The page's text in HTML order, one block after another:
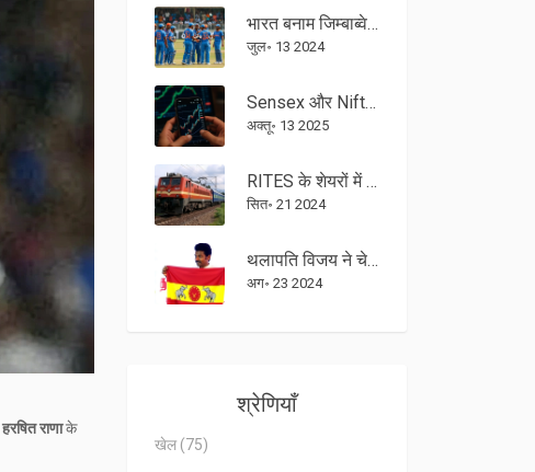
हरषित राणाके
भारत बनाम जिम्बाब्वे चौथा टी20 लाइव स्कोर: जिम्बाब्वे के संघर्ष के बावजूद भारत का ऊपरी हाथ
जुल॰ 13 2024
Sensex और Nifty ने 13 Oct 2025 को दो‑दिन की जीत को तोड़ते हुए लाल रंग में बंद
अक्तू॰ 13 2025
RITES के शेयरों में 48% की गिरावट: जानें रेलवे PSU स्टॉक में धड़ाम क्यों हुआ
सित॰ 21 2024
थलापति विजय ने चेन्नई में पार्टी ध्वज का अनावरण किया, राजनीति में प्रवेश की घोषणा
अग॰ 23 2024
श्रेणियाँ
खेल (75)